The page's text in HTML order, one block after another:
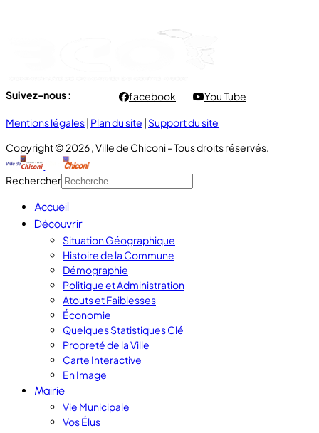
Suivez-nous : facebook You Tube
Mentions légales | Plan du site | Support du site
Copyright © 2026 , Ville de Chiconi - Tous droits réservés.
Rechercher
Accueil
Découvrir
Situation Géographique
Histoire de la Commune
Démographie
Politique et Administration
Atouts et Faiblesses
Économie
Quelques Statistiques Clé
Propreté de la Ville
Carte Interactive
En Image
Mairie
Vie Municipale
Vos Élus